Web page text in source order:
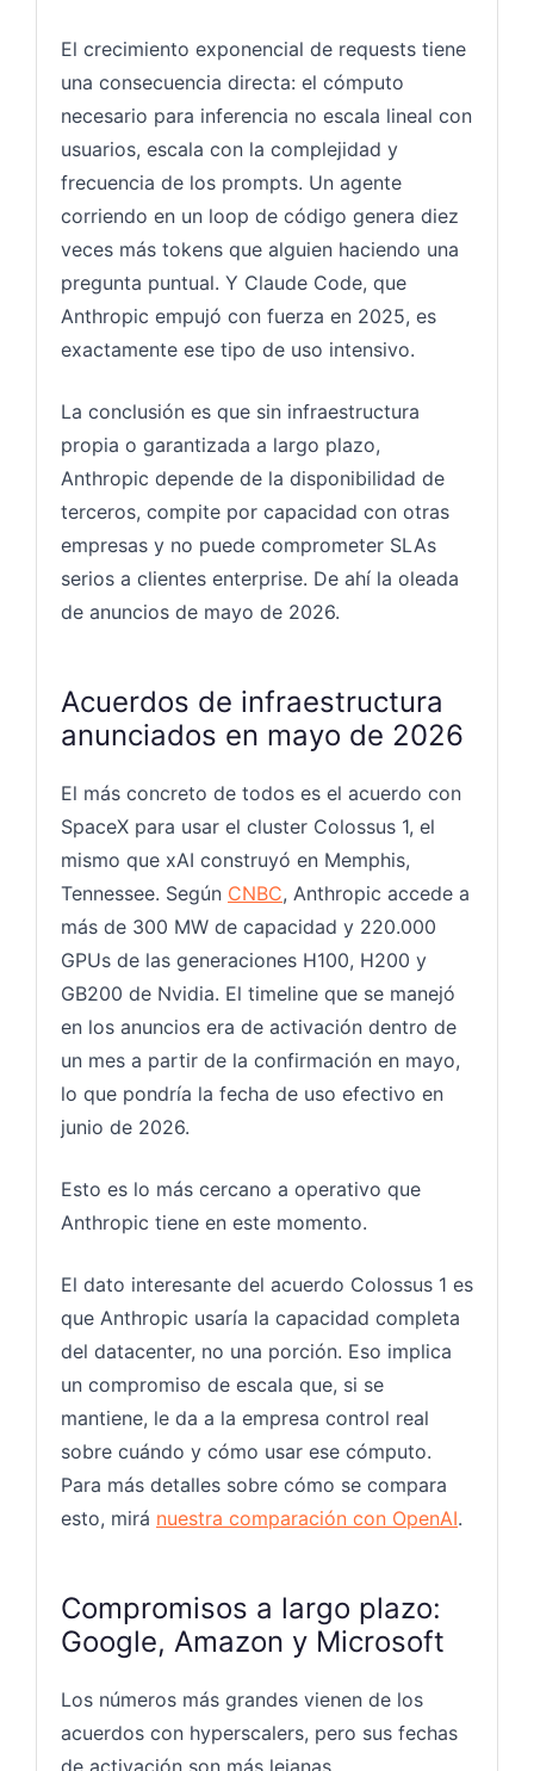
El crecimiento exponencial de requests tiene
una consecuencia directa: el cómputo
necesario para inferencia no escala lineal con
usuarios, escala con la complejidad y
frecuencia de los prompts. Un agente
corriendo en un loop de código genera diez
veces más tokens que alguien haciendo una
pregunta puntual. Y Claude Code, que
Anthropic empujó con fuerza en 2025, es
exactamente ese tipo de uso intensivo.
La conclusión es que sin infraestructura
propia o garantizada a largo plazo,
Anthropic depende de la disponibilidad de
terceros, compite por capacidad con otras
empresas y no puede comprometer SLAs
serios a clientes enterprise. De ahí la oleada
de anuncios de mayo de 2026.
Acuerdos de infraestructura
anunciados en mayo de 2026
El más concreto de todos es el acuerdo con
SpaceX para usar el cluster Colossus 1, el
mismo que xAI construyó en Memphis,
Tennessee. Según CNBC, Anthropic accede a
más de 300 MW de capacidad y 220.000
GPUs de las generaciones H100, H200 y
GB200 de Nvidia. El timeline que se manejó
en los anuncios era de activación dentro de
un mes a partir de la confirmación en mayo,
lo que pondría la fecha de uso efectivo en
junio de 2026.
Esto es lo más cercano a operativo que
Anthropic tiene en este momento.
El dato interesante del acuerdo Colossus 1 es
que Anthropic usaría la capacidad completa
del datacenter, no una porción. Eso implica
un compromiso de escala que, si se
mantiene, le da a la empresa control real
sobre cuándo y cómo usar ese cómputo.
Para más detalles sobre cómo se compara
esto, mirá nuestra comparación con OpenAI.
Compromisos a largo plazo:
Google, Amazon y Microsoft
Los números más grandes vienen de los
acuerdos con hyperscalers, pero sus fechas
de activación son más lejanas.